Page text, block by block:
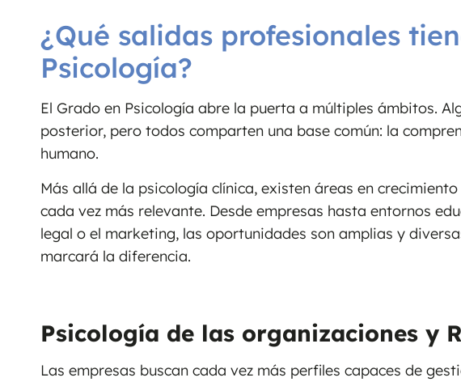
¿Qué salidas profesionales
Psicología?
El Grado en Psicología abre la puerta a múltiples ámbitos.
posterior, pero todos comparten una base común: la
humano.
Más allá de la psicología clínica, existen áreas en
cada vez más relevante. Desde empresas hasta entornos
legal o el marketing, las oportunidades son amplias y
marcará la diferencia.
Psicología de las organizaciones y
Las empresas buscan cada vez más perfiles capaces de